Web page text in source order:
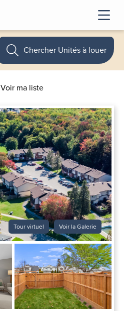
Voir ma liste
Chercher Unités à louer
Tour virtuel Voir la Galerie